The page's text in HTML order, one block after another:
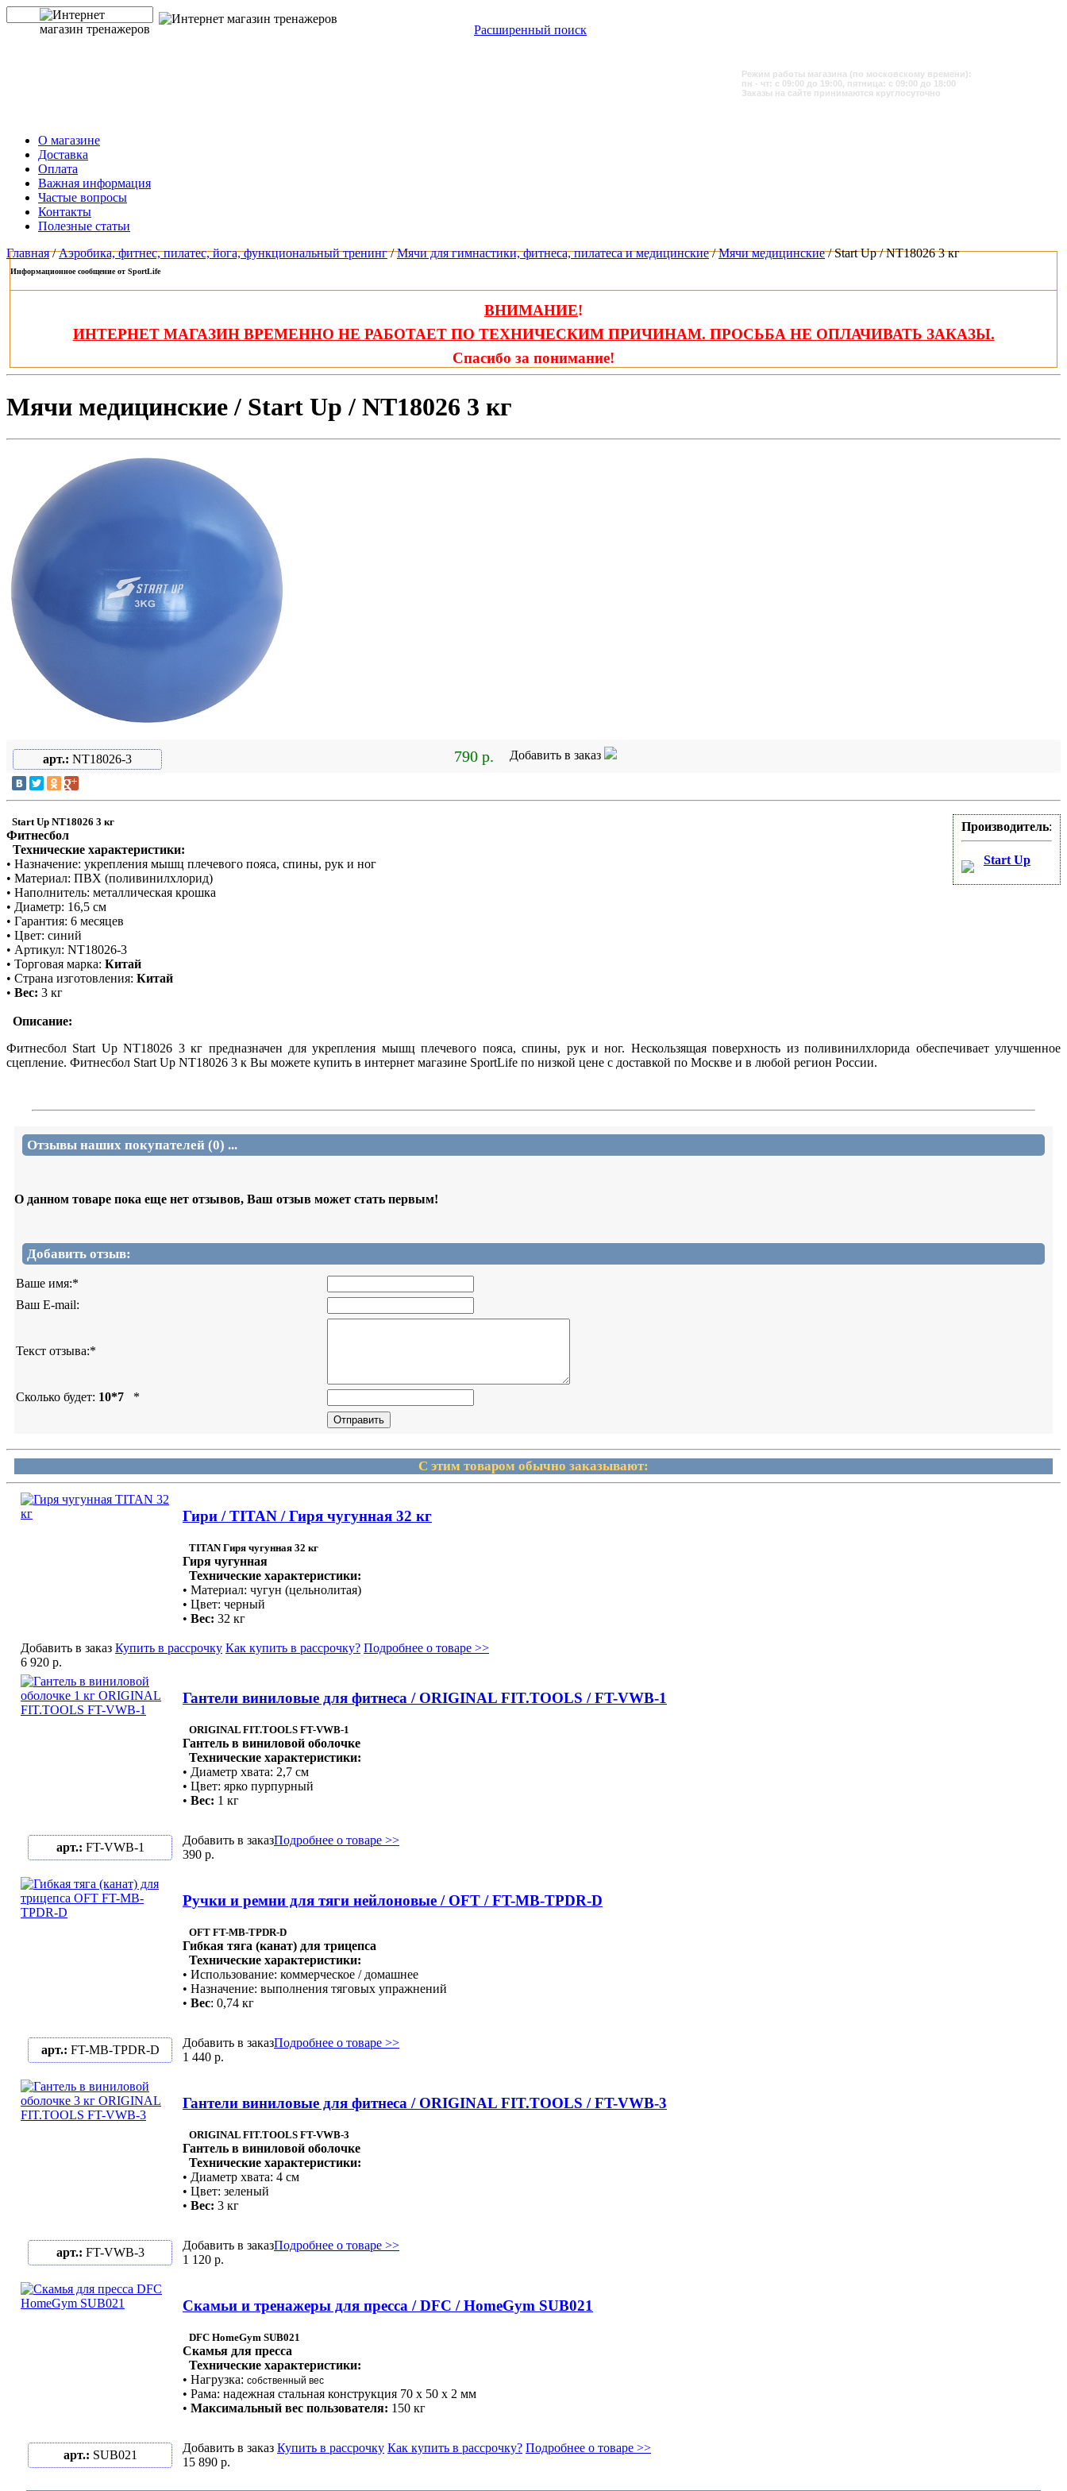
Расширенный поиск
Режим работы магазина (по московскому времени):
пн - чт: с 09:00 до 19:00, пятница: с 09:00 до 18:00
Заказы на сайте принимаются круглосуточно
О магазине
Доставка
Оплата
Важная информация
Частые вопросы
Контакты
Полезные статьи
Главная/Аэробика, фитнес, пилатес, йога, функциональный тренинг/Мячи для гимнастики, фитнеса, пилатеса и медицинские/Мячи медицинские/ Start Up / NT18026 3 кг
Информационное сообщение от SportLife
ВНИМАНИЕ!
ИНТЕРНЕТ МАГАЗИН ВРЕМЕННО НЕ РАБОТАЕТ ПО ТЕХНИЧЕСКИМ ПРИЧИНАМ. ПРОСЬБА НЕ ОПЛАЧИВАТЬ ЗАКАЗЫ.
Спасибо за понимание!
Мячи медицинские / Start Up / NT18026 3 кг
арт.: NT18026-3 790 р. Добавить в заказ
Производитель:
Start Up
Start Up NT18026 3 кг
Фитнесбол
Технические характеристики:
• Назначение: укрепления мышц плечевого пояса, спины, рук и ног
• Материал: ПВХ (поливинилхлорид)
• Наполнитель: металлическая крошка
• Диаметр: 16,5 см
• Гарантия: 6 месяцев
• Цвет: синий
• Артикул: NT18026-3
• Торговая марка: Китай
• Страна изготовления: Китай
• Вес: 3 кг
Описание:
Фитнесбол Start Up NT18026 3 кг предназначен для укрепления мышц плечевого пояса, спины, рук и ног. Нескользящая поверхность из поливинилхлорида обеспечивает улучшенное
сцепление. Фитнесбол Start Up NT18026 3 к Вы можете купить в интернет магазине SportLife по низкой цене с доставкой по Москве и в любой регион России.
Отзывы наших покупателей (0) ...
О данном товаре пока еще нет отзывов, Ваш отзыв может стать первым!
Добавить отзыв:
Ваше имя:*
Ваш E-mail:
Текст отзыва:*
Сколько будет: 10*7 *
С этим товаром обычно заказывают:
Гири / TITAN / Гиря чугунная 32 кг
TITAN Гиря чугунная 32 кг
Гиря чугунная
Технические характеристики:
• Материал: чугун (цельнолитая)
• Цвет: черный
• Вес: 32 кг
Добавить в заказ Купить в рассрочку Как купить в рассрочку? Подробнее о товаре >>
6 920 р.
Гантели виниловые для фитнеса / ORIGINAL FIT.TOOLS / FT-VWB-1
ORIGINAL FIT.TOOLS FT-VWB-1
Гантель в виниловой оболочке
Технические характеристики:
• Диаметр хвата: 2,7 см
• Цвет: ярко пурпурный
• Вес: 1 кг
арт.: FT-VWB-1
Добавить в заказПодробнее о товаре >>
390 р.
Ручки и ремни для тяги нейлоновые / OFT / FT-MB-TPDR-D
OFT FT-MB-TPDR-D
Гибкая тяга (канат) для трицепса
Технические характеристики:
• Использование: коммерческое / домашнее
• Назначение: выполнения тяговых упражнений
• Вес: 0,74 кг
арт.: FT-MB-TPDR-D
Добавить в заказПодробнее о товаре >>
1 440 р.
Гантели виниловые для фитнеса / ORIGINAL FIT.TOOLS / FT-VWB-3
ORIGINAL FIT.TOOLS FT-VWB-3
Гантель в виниловой оболочке
Технические характеристики:
• Диаметр хвата: 4 см
• Цвет: зеленый
• Вес: 3 кг
арт.: FT-VWB-3
Добавить в заказПодробнее о товаре >>
1 120 р.
Скамьи и тренажеры для пресса / DFC / HomeGym SUB021
DFC HomeGym SUB021
Скамья для пресса
Технические характеристики:
• Нагрузка: собственный вес
• Рама: надежная стальная конструкция 70 х 50 х 2 мм
• Максимальный вес пользователя: 150 кг
арт.: SUB021
Добавить в заказ Купить в рассрочку Как купить в рассрочку? Подробнее о товаре >>
15 890 р.